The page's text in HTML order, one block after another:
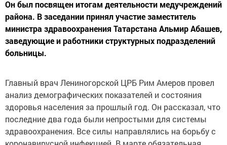
Он был посвящен итогам деятельности медучреждений
района. В заседании принял участие заместитель
министра здравоохранения Татарстана Альмир Абашев,
заведующие и работники структурных подразделений
больницы.
Главный врач Лениногорской ЦРБ Рим Амеров провел
анализ демографических показателей и состояния
здоровья населения за прошлый год. Он рассказал, что
последние два года были непростыми для системы
здравоохранения. Все силы направлялись на борьбу с